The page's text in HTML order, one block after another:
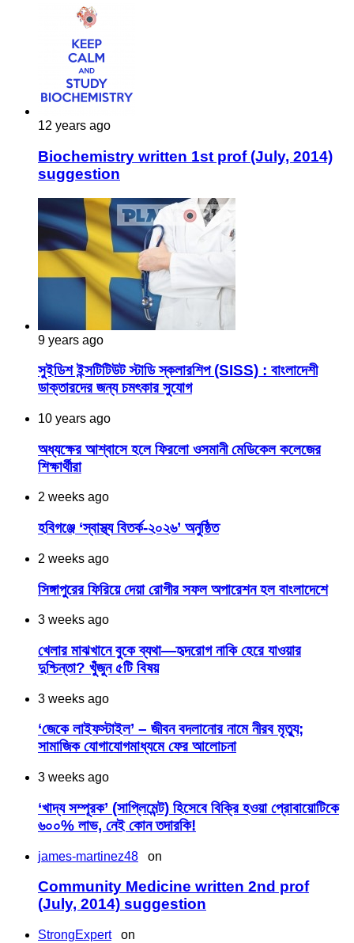
12 years ago
Biochemistry written 1st prof (July, 2014)
suggestion
9 years ago
সুইডিশ ইন্সটিটিউট স্টাডি স্কলারশিপ (SISS) : বাংলাদেশী
ডাক্তারদের জন্য চমৎকার সুযোগ
10 years ago
অধ্যক্ষের আশ্বাসে হলে ফিরলো ওসমানী মেডিকেল কলেজের
শিক্ষার্থীরা
2 weeks ago
হবিগঞ্জে ‘স্বাস্থ্য বিতর্ক-২০২৬’ অনুষ্ঠিত
2 weeks ago
সিঙ্গাপুরের ফিরিয়ে দেয়া রোগীর সফল অপারেশন হল বাংলাদেশে
3 weeks ago
খেলার মাঝখানে বুকে ব্যথা—হৃদরোগ নাকি হেরে যাওয়ার
দুশ্চিন্তা? খুঁজুন ৫টি বিষয়
3 weeks ago
‘জেকে লাইফস্টাইল’ – জীবন বদলানোর নামে নীরব মৃত্যু;
সামাজিক যোগাযোগমাধ্যমে ফের আলোচনা
3 weeks ago
‘খাদ্য সম্পূরক’ (সাপ্লিমেন্ট) হিসেবে বিক্রি হওয়া প্রোবায়োটিকে
৬০০% লাভ, নেই কোন তদারকি!
james-martinez48 on
Community Medicine written 2nd prof
(July, 2014) suggestion
StrongExperton